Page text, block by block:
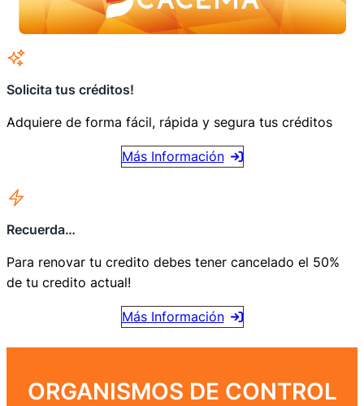
Solicita tus créditos!
Adquiere de forma fácil, rápida y segura tus créditos
Más Información
Recuerda…
Para renovar tu credito debes tener cancelado el 50%
de tu credito actual!
Más Información
ORGANISMOS DE CONTROL